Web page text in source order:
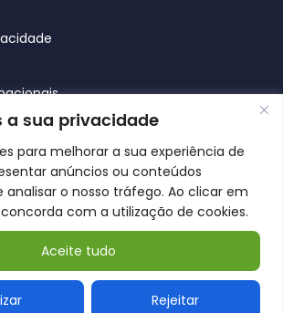
a sua privacidade
para melhorar a sua experiência de
anúncios ou conteúdos
analisar o nosso tráfego. Ao clicar em
com a utilização de cookies.
Rejeitar
Aceite tudo
2026